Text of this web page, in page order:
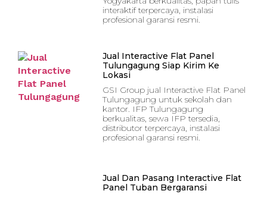
interaktif terpercaya, instalasi
profesional garansi resmi.
Jual Interactive Flat Panel
Tulungagung Siap Kirim Ke
Lokasi
GSI Group jual Interactive Flat Panel
Tulungagung untuk sekolah dan
kantor. IFP Tulungagung
berkualitas, sewa IFP tersedia,
distributor terpercaya, instalasi
profesional garansi resmi.
Jual Dan Pasang Interactive Flat
Panel Tuban Bergaransi